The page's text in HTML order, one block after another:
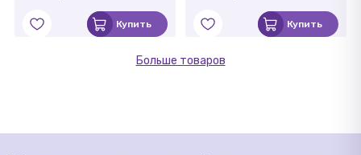
Купить Купить
Больше товаров